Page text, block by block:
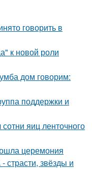
говорить в
к новой роли
дом говорим:
поддержки и
яиц ленточного
церемония
страсти, звёзды и